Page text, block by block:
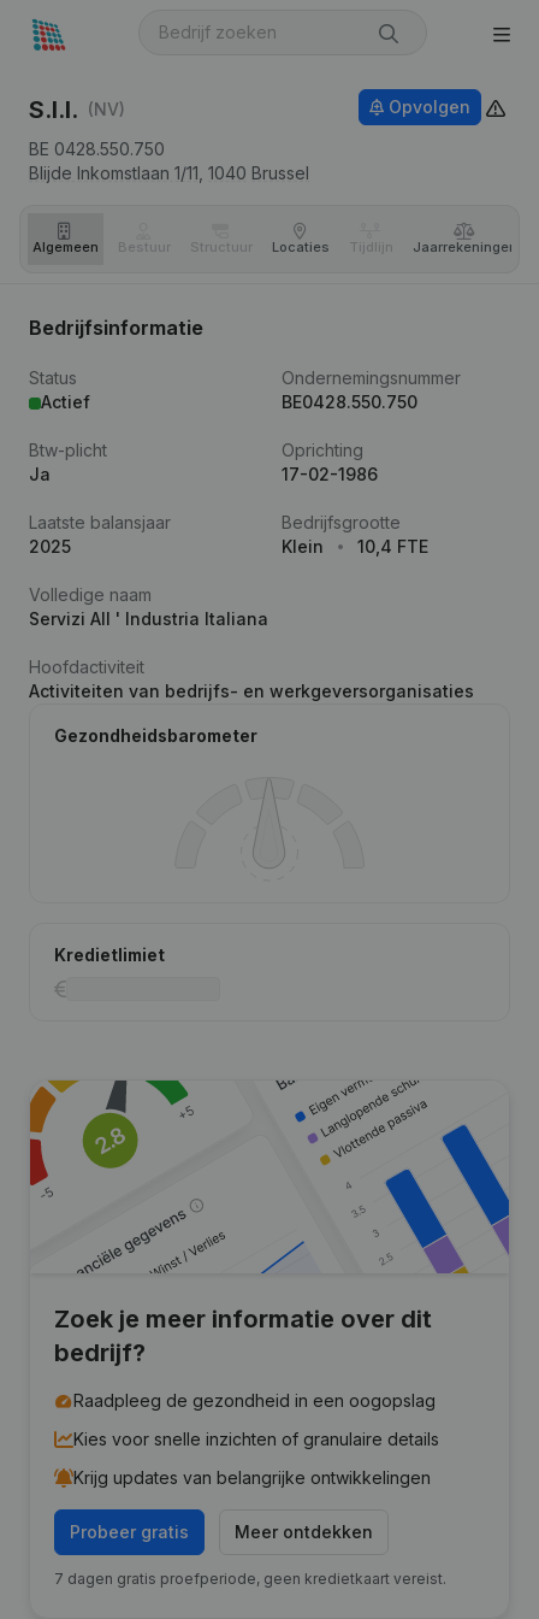
S.I.I. (NV)
BE 0428.550.750
Blijde Inkomstlaan 1/11, 1040 Brussel
Opvolgen
Algemeen Bestuur Structuur Locaties Tijdlijn Jaar­rekeningen
Bedrijfsinformatie
Status
Actief
Ondernemingsnummer
BE0428.550.750
Btw-plicht
Ja
Oprichting
17-02-1986
Laatste balansjaar
2025
Bedrijfsgrootte
Klein
10,4 FTE
Volledige naam
Servizi All ' Industria Italiana
Hoofdactiviteit
Activiteiten van bedrijfs- en werkgeversorganisaties
Gezondheidsbarometer
Kredietlimiet
Zoek je meer informatie over dit
bedrijf?
Raadpleeg de gezondheid in een oogopslag
Kies voor snelle inzichten of granulaire details
Krijg updates van belangrijke ontwikkelingen
Probeer gratis Meer ontdekken
7 dagen gratis proefperiode, geen kredietkaart vereist.